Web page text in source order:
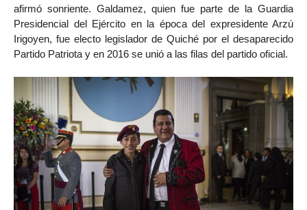
afirmó sonriente. Galdamez, quien fue parte de la Guardia
Presidencial del Ejército en la época del expresidente Arzú
Irigoyen, fue electo legislador de Quiché por el desaparecido
Partido Patriota y en 2016 se unió a las filas del partido oficial.